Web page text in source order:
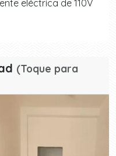
eléctrica de 110V
(Toque para